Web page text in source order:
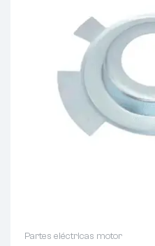
Partes eléctricas motor